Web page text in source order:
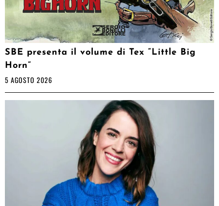
SBE presenta il volume di Tex “Little Big
Horn”
5 AGOSTO 2026